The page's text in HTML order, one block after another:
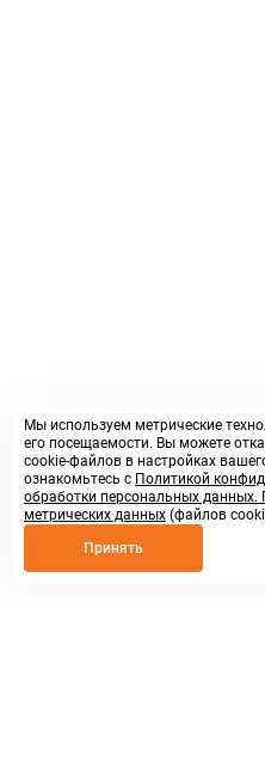
Мы используем метрические
его посещаемости. Вы можете
cookie-файлов в настройках
ознакомьтесь с Политикой
обработки персональных данных.
метрических данных (файлов
Принять